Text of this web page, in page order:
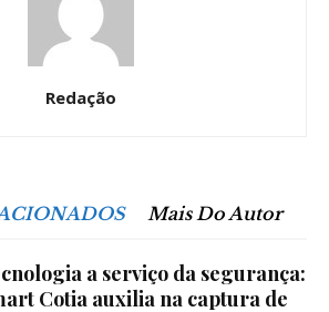
Redação
Mais Do Autor
a serviço da segurança:
Cotia auxilia na captura de